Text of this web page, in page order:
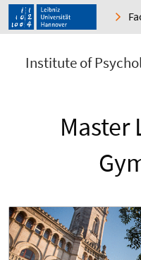
Institute of
Master